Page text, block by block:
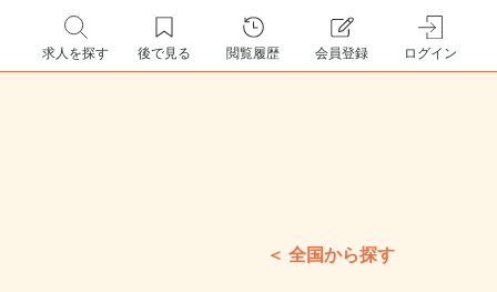
求人を探す 後で見る 閲覧履歴 会員登録 ログイン
全国から探す